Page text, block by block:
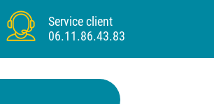
Service client
06.11.86.43.83